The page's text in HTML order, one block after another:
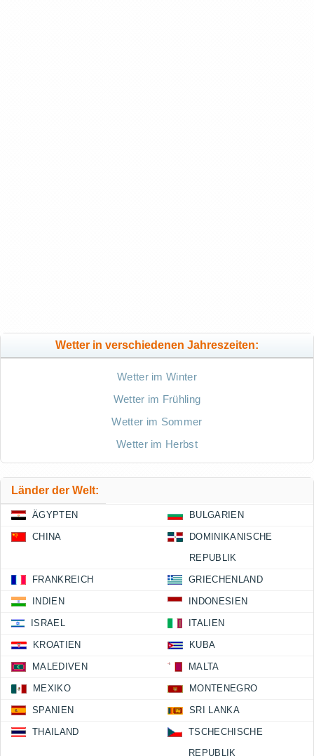
Wetter in verschiedenen Jahreszeiten:
Wetter im Winter
Wetter im Frühling
Wetter im Sommer
Wetter im Herbst
Länder der Welt:
ÄGYPTEN BULGARIEN
CHINA
DOMINIKANISCHE
REPUBLIK
FRANKREICH GRIECHENLAND
INDIEN INDONESIEN
ISRAEL ITALIEN
KROATIEN KUBA
MALEDIVEN MALTA
MEXIKO MONTENEGRO
SPANIEN SRI LANKA
THAILAND
TSCHECHISCHE
REPUBLIK